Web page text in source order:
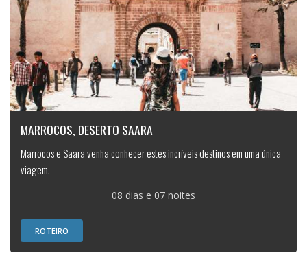
MARROCOS, DESERTO SAARA
Marrocos e Saara venha conhecer estes incríveis destinos em uma única
viagem.
08 dias e 07 noites
ROTEIRO